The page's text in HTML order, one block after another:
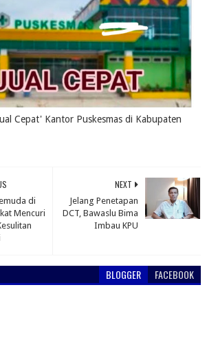
Cepat' Kantor Puskesmas di Kabupaten
NEXT
Jelang Penetapan
DCT, Bawaslu Bima
Imbau KPU
di
Mencuri
BLOGGER FACEBOOK